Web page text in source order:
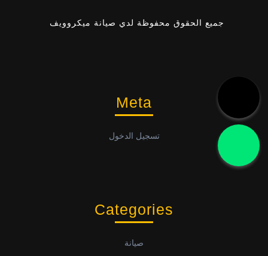
جميع الحقوق محفوظة لدي صيانة ميكروويف
Meta
تسجيل الدخول
Categories
صيانة